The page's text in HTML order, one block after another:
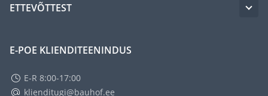
ETTEVÕTTEST
E-POE KLIENDITEENINDUS
E-R 8:00-17:00
klienditugi@bauhof.ee